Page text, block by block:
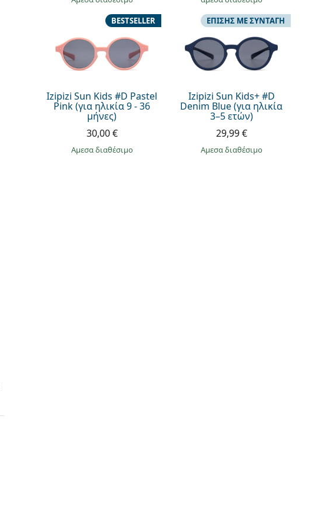
Izipizi Sun Kids #D Pastel
Pink (για ηλικία 9 - 36
μήνες)
BESTSELLER
30,00 €
άμεσα διαθέσιμο
Izipizi Sun Kids+ #D
Denim Blue (για ηλικία
3–5 ετών)
ΕΠΊΣΗΣ ΜΕ ΣΥΝΤΑΓΉ
29,99 €
άμεσα διαθέσιμο